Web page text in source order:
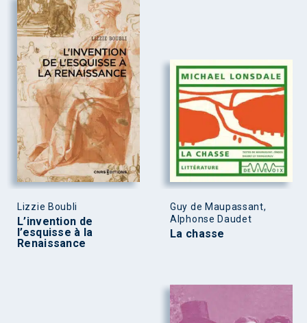
Lizzie Boubli
L’invention de
l’esquisse à la
Renaissance
Guy de Maupassant,
Alphonse Daudet
La chasse